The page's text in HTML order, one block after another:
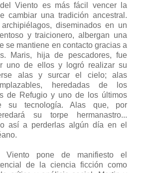
Viento es más fácil vencer la
cambiar una tradición ancestral.
diseminados en un
y traicionero, albergan una
se mantiene en contacto gracias a
Maris, hija de pescadores, fue
uno de ellos y logró realizar su
alas y surcar el cielo; alas
heredadas de los
de Refugio y uno de los últimos
su tecnología. Alas que, por
su torpe hermanastro...
así a perderlas algún día en el
Viento pone de manifiesto el
de la ciencia ficción como